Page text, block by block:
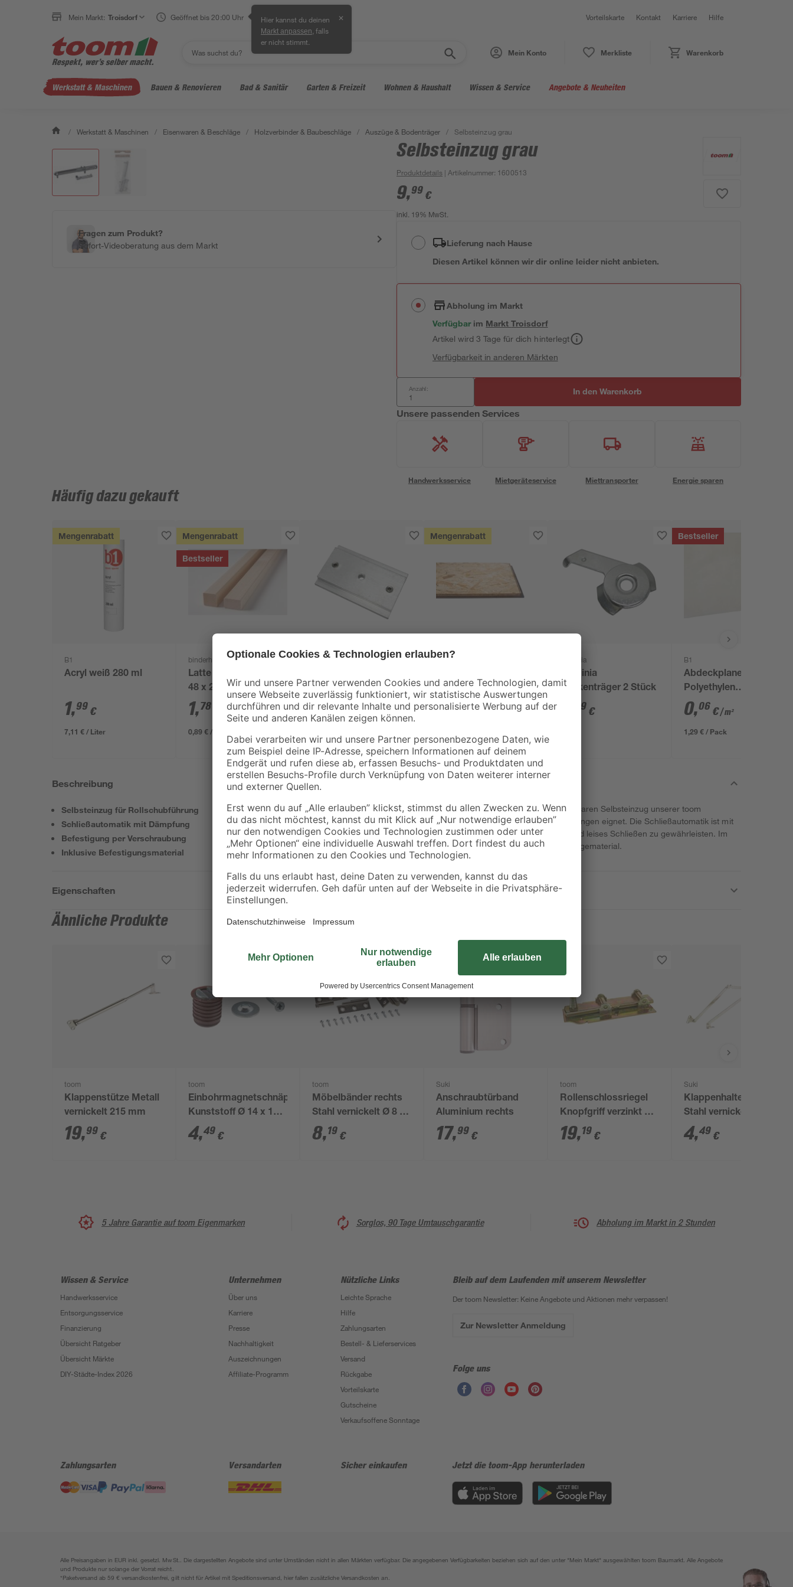
Mein Markt: Troisdorf Geöffnet bis 20:00 Uhr Hier kannst du deinen
Markt anpassen , falls
er nicht stimmt.
✕ Vorteilskarte Kontakt Karriere Hilfe
Mein Konto Merkliste Warenkorb
Werkstatt & Maschinen Bauen & Renovieren Bad & Sanitär Garten & Freizeit Wohnen & Haushalt Wissen & Service Angebote & Neuheiten
/ Werkstatt & Maschinen / Eisenwaren & Beschläge / Holzverbinder & Baubeschläge / Auszüge & Bodenträger / Selbsteinzug grau
Fragen zum Produkt?
Sofort-Videoberatung aus dem Markt
Selbsteinzug grau
Produktdetails | Artikelnummer: 1600513
9,99 €
inkl. 19% MwSt.
Lieferung nach Hause
Diesen Artikel können wir dir online leider nicht anbieten.
Abholung im Markt
Verfügbar im MarktTroisdorf
Artikel wird 3 Tage für dich hinterlegt
Verfügbarkeit in anderen Märkten
Anzahl: In den Warenkorb
Unsere passenden Services
Handwerksservice Mietgeräteservice Miettransporter Energie sparen
Häufig dazu gekauft
Mengenrabatt
B1
Acryl weiß 280 ml
1,99 €
7,11 € / Liter
Mengenrabatt
Bestseller
binderholz
Latte sägerau 2000 x
48 x 24 mm
1,78
0,89 € / Meter
3,99€
Mengenrabatt
'Cityboard'
ungeschliffen 1690 x
5,99€ / m²
Gardinia
Gardinia
Deckenträger 2 Stück
99 €
Bestseller
B1
Abdeckplane
Polyethylen
transparent 4 x 5 m
0,06 €/ m²
1,29 € / Pack
Beschreibung
Selbsteinzug für Rollschubführung
Schließautomatik mit Dämpfung
Befestigung per Verschraubung
Inklusive Befestigungsmaterial
Bei dem Artikel handelt sich um einen nachrüstbaren Selbsteinzug unserer toom
Eigenmarke, der sich speziell für Rollschubführungen eignet. Die Schließautomatik ist mit
einer Dämpfung ausgestattet, um ein sanftes und leises Schließen zu gewährleisten. Im
Lieferumfang befindet sich das passende Montagematerial.
Eigenschaften
Ähnliche Produkte
toom
Klappenstütze Metall
vernickelt 215 mm
19,99 €
toom
Einbohrmagnetschnäpper
Kunststoff Ø 14 x 17
mm 2 Stück
4,49 €
toom
Möbelbänder rechts
Stahl vernickelt Ø 8 x
50 mm 2 Stück
8,19 €
Suki
Anschraubtürband
Aluminium rechts
17,99 €
toom
Rollenschlossriegel
Knopfgriff verzinkt 18
cm
19,19 €
Suki
Klappenhalterset
Stahl vernickelt 300
mm 2-teilig
4,49 €
5 Jahre Garantie auf toom Eigenmarken Sorglos, 90 Tage Umtauschgarantie Abholung im Markt in 2 Stunden
Wissen & Service
Handwerksservice
Entsorgungsservice
Finanzierung
Übersicht Ratgeber
Übersicht Märkte
DIY-Städte-Index 2026
Unternehmen
Über uns
Karriere
Presse
Nachhaltigkeit
Auszeichnungen
Affiliate-Programm
Nützliche Links
Leichte Sprache
Hilfe
Zahlungsarten
Bestell- & Lieferservices
Versand
Rückgabe
Vorteilskarte
Gutscheine
Verkaufsoffene Sonntage
Bleib auf dem Laufenden mit unserem Newsletter
Der toom Newsletter: Keine Angebote und Aktionen mehr verpassen!
Zur Newsletter Anmeldung
Folge uns
Zahlungsarten Versandarten Sicher einkaufen Jetzt die toom-App herunterladen
Alle Preisangaben in EUR inkl. gesetzl. MwSt.. Die dargestellten Angebote sind unter Umständen nicht in allen Märkten verfügbar. Die angegebenen Verfügbarkeiten beziehen sich auf den unter "Mein Markt" ausgewählten toom Baumarkt. Alle Angebote
und Produkte nur solange der Vorrat reicht.
*Paketversand ab 59 € versandkostenfrei, gilt nicht für Artikel mit Speditionsversand, hier fallen zusätzliche Versandkosten an.